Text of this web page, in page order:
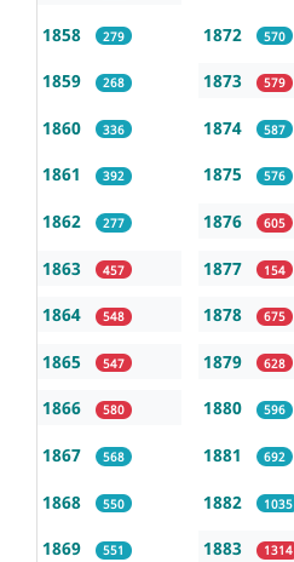
1858 279
1859 268
1860 336
1861 392
1862 277
1863 457
1864 548
1865 547
1866 580
1867 568
1868 550
1869 551
1872 570
1873 579
1874 587
1875 576
1876 605
1877 154
1878 675
1879 628
1880 596
1881 692
1882 1035
1883 1314